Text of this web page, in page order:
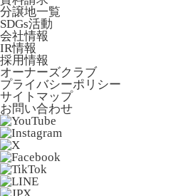
分譲地一覧
SDGs活動
会社情報
IR情報
採用情報
オーナーズクラブ
プライバシーポリシー
サイトマップ
お問い合わせ